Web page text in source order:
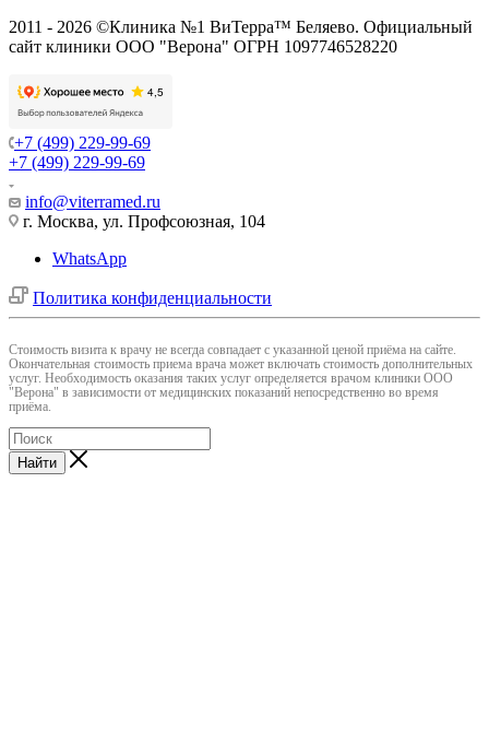
2011 - 2026 ©Клиника №1 ВиТерра™ Беляево. Официальный
сайт клиники ООО "Верона" ОГРН 1097746528220
+7 (499) 229-99-69
+7 (499) 229-99-69
info@viterramed.ru
г. Москва, ул. Профсоюзная, 104
WhatsApp
Политика конфиденциальности
Cтоимость визита к врачу не всегда совпадает с указанной ценой приёма на сайте.
Окончательная стоимость приема врача может включать стоимость дополнительных
услуг. Необходимость оказания таких услуг определяется врачом клиники ООО
"Верона" в зависимости от медицинских показаний непосредственно во время
приёма.
Найти